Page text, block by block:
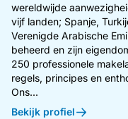
wereldwijde
vijf landen; Spanje,
Verenigde Arabische
beheerd en zijn
250 professionele
regels, principes en
Ons...
Bekijk profiel